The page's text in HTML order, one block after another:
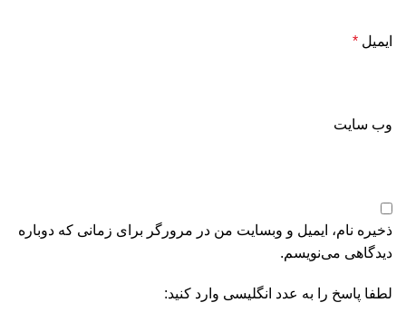
ایمیل *
وب‌ سایت
ذخیره نام، ایمیل و وبسایت من در مرورگر برای زمانی که دوباره
دیدگاهی می‌نویسم.
لطفا پاسخ را به عدد انگلیسی وارد کنید: